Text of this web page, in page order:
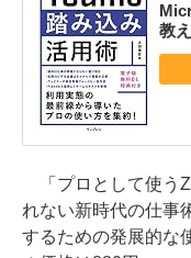
教
「プロとして使う
れない新時代の仕事
するための発展的な